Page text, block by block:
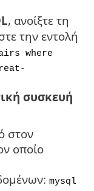
, ανοίξτε τη
την εντολή
where
συσκευή
στον
οποίο
mysql